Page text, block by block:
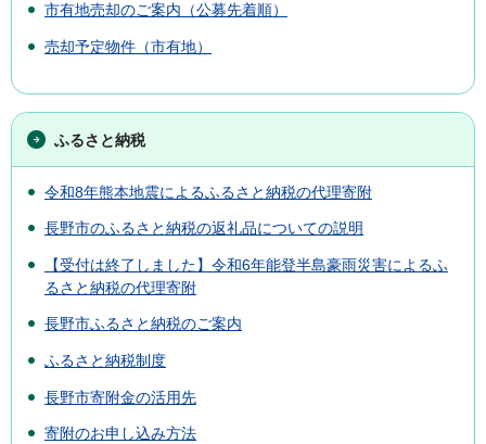
市有地売却のご案内（公募先着順）
売却予定物件（市有地）
ふるさと納税
令和8年熊本地震によるふるさと納税の代理寄附
長野市のふるさと納税の返礼品についての説明
【受付は終了しました】令和6年能登半島豪雨災害によるふ
るさと納税の代理寄附
長野市ふるさと納税のご案内
ふるさと納税制度
長野市寄附金の活用先
寄附のお申し込み方法